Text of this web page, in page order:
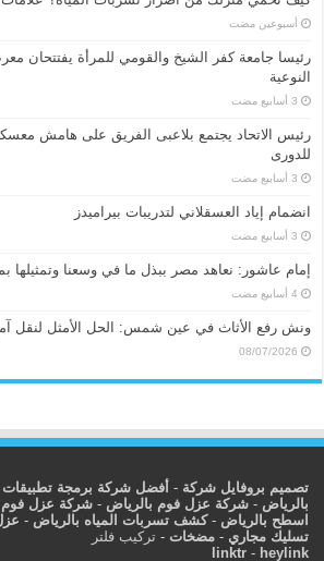
‏أسبوعين مضت
رئيسا جامعة كفر الشيخ والقومي للمرأة يفتتحان
النوعية
رئيس الاتحاد يجتمع بلاعبى الفريق على هامش
للدورى
انضمام إياد العسقلاني لتدريبات بيراميدز
إمام عاشور: نعاهد مصر ببذل ما في وسعنا وتمثيلها
ونش رفع الأثاث في عين شمس: الحل الأمثل لنقل
08/07/2026
تصميم بروفايل شركة - أفضل شركة برمجة تطبيقات
بالرياض -شركة عزل فوم بالرياض -شركة عزل فوم
اسطح بالرياض -كشف تسربات المياه بالرياض -
تسليك مجاري -مضخات -تركيب فلتر
linktr- heylink